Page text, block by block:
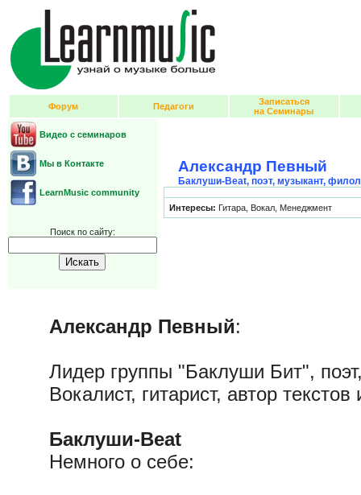
Форум Педагоги
Записаться
на Семинары
Видео с семинаров
Мы в Контакте
LearnMusic community
Поиск по сайту:
Александр Певный
Баклуши-Beat, поэт, музыкант,
Интересы: Гитара, Вокал, Менеджмент
Александр Певный:
Лидер группы "Баклуши Бит",
Вокалист, гитарист, автор
Баклуши-Beat
Немного о себе: